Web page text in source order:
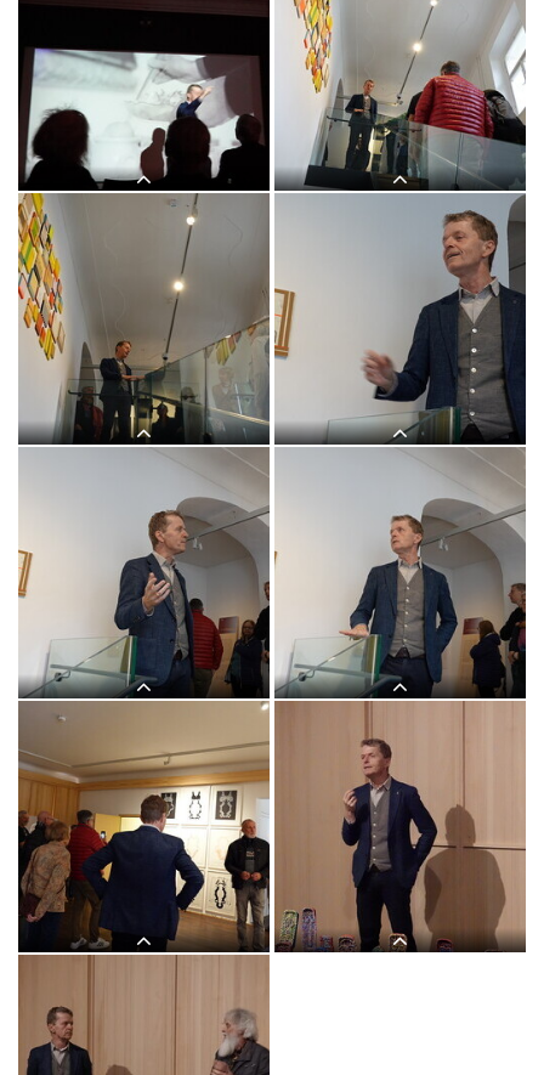
"Letzte Dinge": 3. Themenführung mit
Kurator Johannes Rauchenberger in der
Ausstellung "GOTT HAT KEIN
MUSEUM", KULTUMUSEUM Graz,
8.11.2025
"Letzte Dinge": 3. Themenführung mit
Kurator Johannes Rauchenberger in der
Ausstellung "GOTT HAT KEIN
MUSEUM", KULTUMUSEUM Graz,
8.11.2025
"Letzte Dinge": 3. Themenführung mit
Kurator Johannes Rauchenberger in der
Ausstellung "GOTT HAT KEIN
MUSEUM", KULTUMUSEUM Graz,
8.11.2025
"Letzte Dinge": 3. Themenführung mit
Kurator Johannes Rauchenberger in der
Ausstellung "GOTT HAT KEIN
MUSEUM", KULTUMUSEUM Graz,
"Letzte Dinge": 3. Themenführung mit
Kurator Johannes Rauchenberger in der
Ausstellung "GOTT HAT KEIN
MUSEUM", KULTUMUSEUM Graz,
8.11.2025
"Letzte Dinge": 3. Themenführung mit
Kurator Johannes Rauchenberger in der
Ausstellung "GOTT HAT KEIN
MUSEUM", KULTUMUSEUM Graz,
8.11.2025
"Letzte Dinge": 3. Themenführung mit
Kurator Johannes Rauchenberger in der
Ausstellung "GOTT HAT KEIN
MUSEUM", KULTUMUSEUM Graz,
8.11.2025
"Letzte Dinge": 3. Themenführung mit
Kurator Johannes Rauchenberger in der
Ausstellung "GOTT HAT KEIN
MUSEUM", KULTUMUSEUM Graz,
8.11.2025